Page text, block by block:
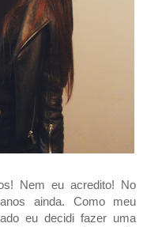
Nem eu acredito! No
ainda. Como meu
eu decidi fazer uma